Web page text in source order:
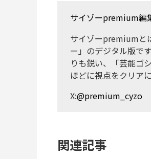
サイゾーpremium編
サイゾーpremiumと
ー」のデジタル版で
りも鋭い、「芸能ゴ
ほどに視点をクリア
X:@premium_cyzo
関連記事